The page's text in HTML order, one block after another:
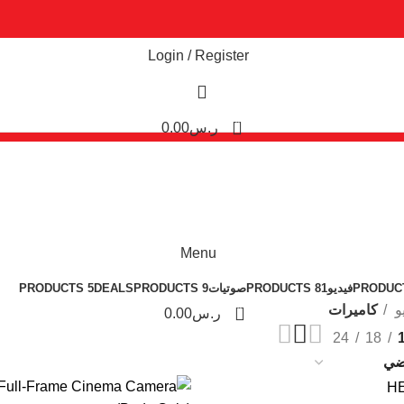
Login / Register
0 ر.س0.00
Menu
0 ر.س0.00
فيديو81 PRODUCTS صوتيات9 PRODUCTS
DEALS
5 PRODUCTS
كاميرات
18
24